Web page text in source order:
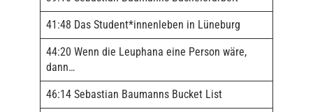
41:48 Das Student*innenleben in Lüneburg
44:20 Wenn die Leuphana eine Person wäre,
dann…
46:14 Sebastian Baumanns Bucket List